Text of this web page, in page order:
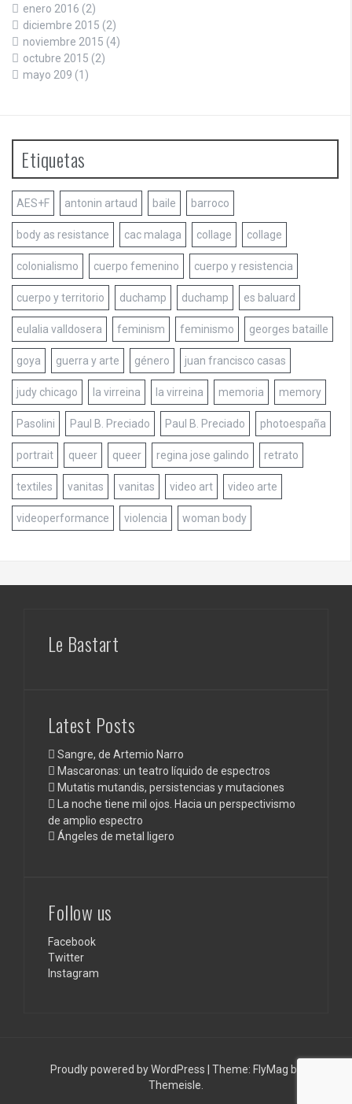
enero 2016 (2)
diciembre 2015 (2)
noviembre 2015 (4)
octubre 2015 (2)
mayo 209 (1)
Etiquetas
AES+F antonin artaud baile barroco
body as resistance cac malaga collage collage
colonialismo cuerpo femenino cuerpo y resistencia
cuerpo y territorio duchamp duchamp es baluard
eulalia valldosera feminism feminismo georges bataille
goya guerra y arte género juan francisco casas
judy chicago la virreina la virreina memoria memory
Pasolini Paul B. Preciado Paul B. Preciado photoespaña
portrait queer queer regina jose galindo retrato
textiles vanitas vanitas video art video arte
videoperformance violencia woman body
Le Bastart
Latest Posts
Sangre, de Artemio Narro
Mascaronas: un teatro líquido de espectros
Mutatis mutandis, persistencias y mutaciones
La noche tiene mil ojos. Hacia un perspectivismo
de amplio espectro
Ángeles de metal ligero
Follow us
Facebook
Twitter
Instagram
Proudly powered by WordPress Theme: FlyMag by
Themeisle.